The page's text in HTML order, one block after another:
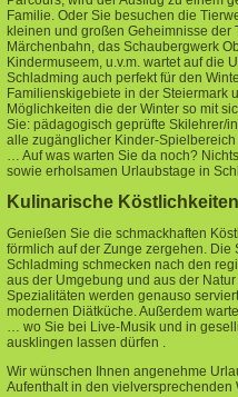
Familie. Oder Sie besuchen die
kleinen und großen Geheimnisse der
Märchenbahn, das Schaubergwerk
Kindermuseem, u.v.m. wartet auf die
Schladming auch perfekt für den
Familienskigebiete in der Steiermark
Möglichkeiten die der Winter so mit
Sie: pädagogisch geprüfte Skilehrer/
alle zugänglicher Kinder-
… Auf was warten Sie da noch?
sowie erholsamen Urlaubstage in
Kulinarische
Genießen Sie die schmackhaften
förmlich auf der Zunge zergehen.
Schladming schmecken nach den
aus der Umgebung und aus der
Spezialitäten werden genauso
modernen Diätküche. Außerdem
… wo Sie bei Live-Musik und in
ausklingen lassen dürfen .
Wir wünschen Ihnen angenehme
Aufenthalt in den